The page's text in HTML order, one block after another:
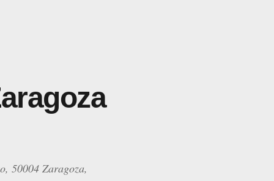
50004 Zaragoza,